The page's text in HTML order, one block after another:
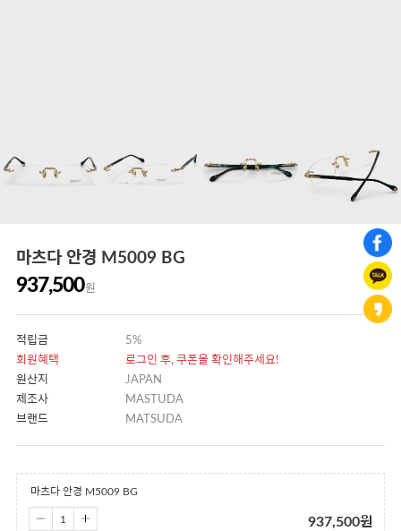
마츠다 안경 M5009 BG
937,500원
적립금
5%
회원혜택
로그인 후, 쿠폰을 확인해주세요!
원산지
JAPAN
제조사
MASTUDA
브랜드
MATSUDA
마츠다 안경 M5009 BG
937,500원